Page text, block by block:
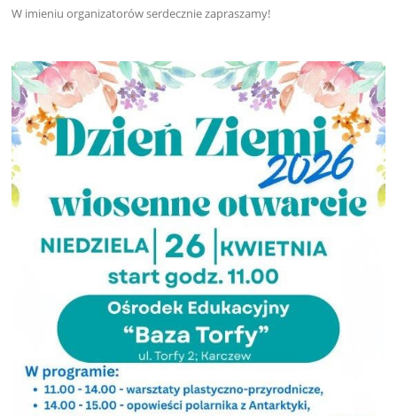
W imieniu organizatorów serdecznie zapraszamy!